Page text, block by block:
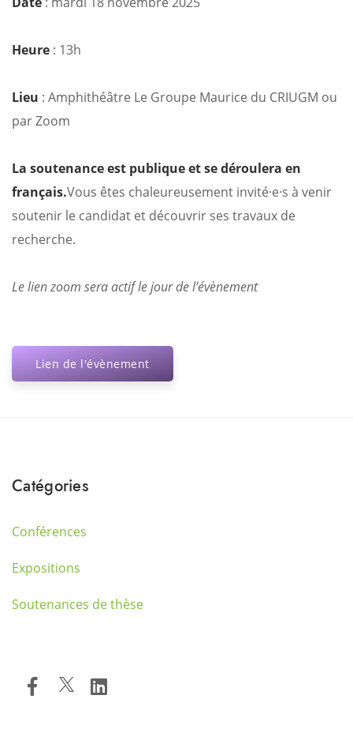
Heure : 13h
Lieu : Amphithéâtre Le Groupe Maurice du CRIUGM ou
par Zoom
La soutenance est publique et se déroulera en
français.Vous êtes chaleureusement invité·e·s à venir
soutenir le candidat et découvrir ses travaux de
recherche.
Le lien zoom sera actif le jour de l’évènement
Lien de l'évènement
Catégories
Conférences
Expositions
Soutenances de thèse